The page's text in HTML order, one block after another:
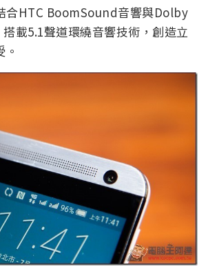
合HTC BoomSound音響與Dolby
載5.1聲道環繞音響技術，創造立